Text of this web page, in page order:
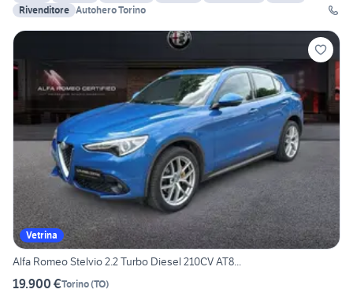
Rivenditore Autohero Torino
Vetrina
Alfa Romeo Stelvio 2.2 Turbo Diesel 210CV AT8...
19.900 €Torino(TO)